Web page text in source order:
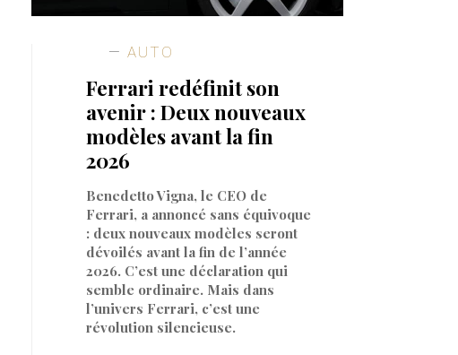
AUTO
Ferrari redéfinit son
avenir : Deux nouveaux
modèles avant la fin
2026
Benedetto Vigna, le CEO de
Ferrari, a annoncé sans équivoque
: deux nouveaux modèles seront
dévoilés avant la fin de l’année
2026. C’est une déclaration qui
semble ordinaire. Mais dans
l’univers Ferrari, c’est une
révolution silencieuse.